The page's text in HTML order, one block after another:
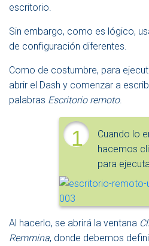
escritorio.
Sin embargo, como es lógico,
de configuración diferentes.
Como de costumbre, para
abrir el Dash y comenzar a
palabras Escritorio remoto.
1
Cuando lo
hacemos
para
Al hacerlo, se abrirá la ventana
Remmina, donde debemos